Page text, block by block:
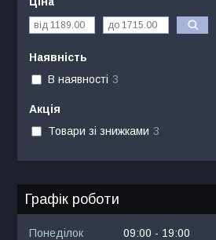
Наявність
В наявності 3
Акція
Товари зі знижками 3
Графік роботи
Понеділок 09:00
19:00